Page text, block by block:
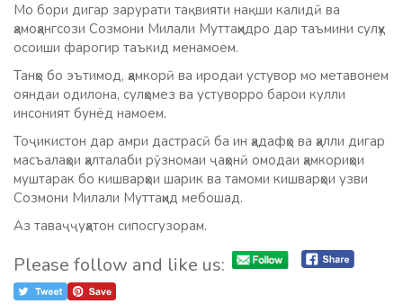
Мо бори дигар зарурати тақвияти нақши калидӣ ва
ҳамоҳангсози Созмони Милали Муттаҳидро дар таъмини сулҳу
осоиши фарогир таъкид менамоем.
Танҳо бо эътимод, ҳамкорӣ ва иродаи устувор мо метавонем
ояндаи одилона, сулҳомез ва устуворро барои кулли
инсоният бунёд намоем.
Тоҷикистон дар амри дастрасӣ ба ин ҳадафҳо ва ҳалли дигар
масъалаҳои ҳалталаби рӯзномаи ҷаҳонӣ омодаи ҳамкориҳои
муштарак бо кишварҳои шарик ва тамоми кишварҳои узви
Созмони Милали Муттаҳид мебошад.
Аз таваҷҷуҳатон сипосгузорам.
Please follow and like us: